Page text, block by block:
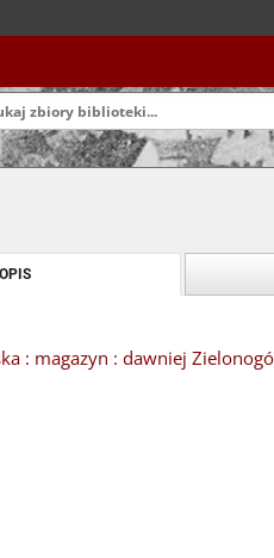
OPIS
: magazyn : dawniej